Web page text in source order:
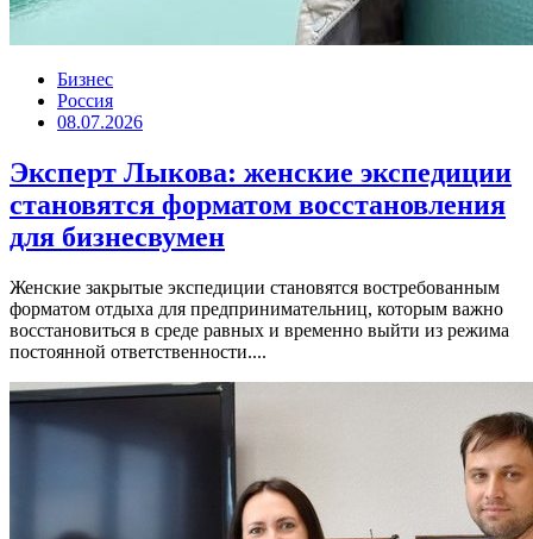
Бизнес
Россия
08.07.2026
Эксперт Лыкова: женские экспедиции
становятся форматом восстановления
для бизнесвумен
Женские закрытые экспедиции становятся востребованным
форматом отдыха для предпринимательниц, которым важно
восстановиться в среде равных и временно выйти из режима
постоянной ответственности....